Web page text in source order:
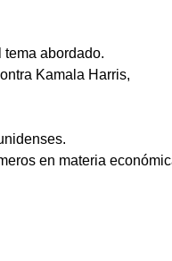
abordado.
Kamala Harris,
en materia